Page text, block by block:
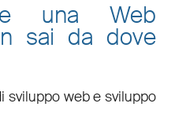
una Web
sai da dove
web e sviluppo